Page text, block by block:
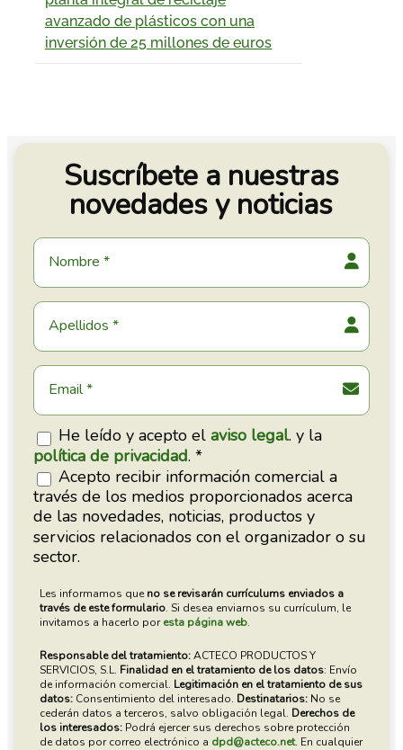
avanzado de plásticos con una
inversión de 25 millones de euros